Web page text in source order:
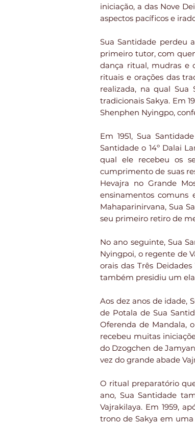
iniciação, a das Nove
aspectos pacíficos e
Sua Santidade perdeu
primeiro tutor, com
dança ritual, mudras e
rituais e orações das
realizada, na qual Sua
tradicionais Sakya. Em
Shenphen Nyingpo,
Em 1951, Sua
Santidade o 14º Dalai
qual ele recebeu os
cumprimento de suas
Hevajra no Grande
ensinamentos comuns
Mahaparinirvana, Sua
seu primeiro retiro de
No ano seguinte, Sua
Nyingpoi, o regente de
orais das Três
também presidiu um
Aos dez anos de idade,
de Potala de Sua
Oferenda de Mandala,
recebeu muitas
do Dzogchen de
vez do grande abade
O ritual preparatório
ano, Sua Santidade
Vajrakilaya. Em 1959,
trono de Sakya em